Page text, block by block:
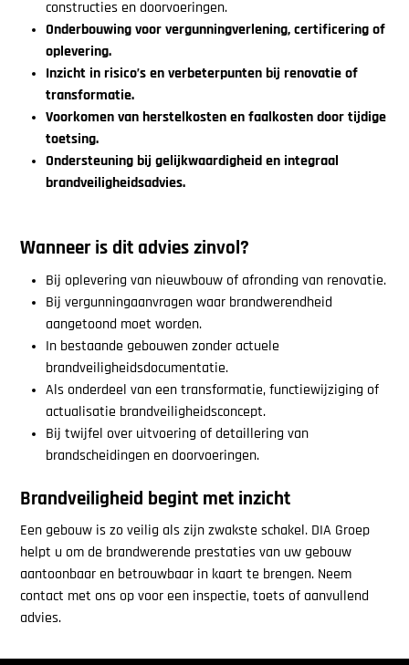
constructies en doorvoeringen.
Onderbouwing voor vergunningverlening, certificering of
oplevering.
Inzicht in risico’s en verbeterpunten bij renovatie of
transformatie.
Voorkomen van herstelkosten en faalkosten door tijdige
toetsing.
Ondersteuning bij gelijkwaardigheid en integraal
brandveiligheidsadvies.
Wanneer is dit advies zinvol?
Bij oplevering van nieuwbouw of afronding van renovatie.
Bij vergunningaanvragen waar brandwerendheid
aangetoond moet worden.
In bestaande gebouwen zonder actuele
brandveiligheidsdocumentatie.
Als onderdeel van een transformatie, functiewijziging of
actualisatie brandveiligheidsconcept.
Bij twijfel over uitvoering of detaillering van
brandscheidingen en doorvoeringen.
Brandveiligheid begint met inzicht
Een gebouw is zo veilig als zijn zwakste schakel. DIA Groep
helpt u om de brandwerende prestaties van uw gebouw
aantoonbaar en betrouwbaar in kaart te brengen. Neem
contact met ons op voor een inspectie, toets of aanvullend
advies.